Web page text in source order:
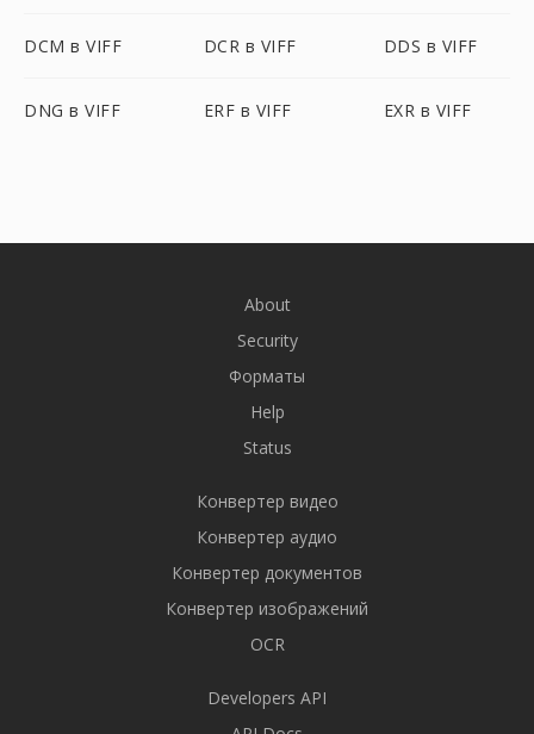
DCM в VIFF DCR в VIFF DDS в VIFF
DNG в VIFF ERF в VIFF EXR в VIFF
About
Security
Форматы
Help
Status
Конвертер видео
Конвертер аудио
Конвертер документов
Конвертер изображений
OCR
Developers API